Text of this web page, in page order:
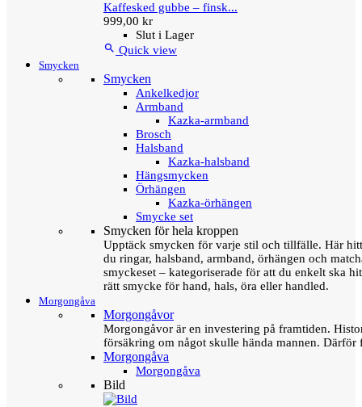
Kaffesked gubbe – finsk...
999,00 kr
Slut i Lager
 Quick view
Smycken
Smycken
Ankelkedjor
Armband
Kazka-armband
Brosch
Halsband
Kazka-halsband
Hängsmycken
Örhängen
Kazka-örhängen
Smycke set
Smycken för hela kroppen
Upptäck smycken för varje stil och tillfälle. Här
du ringar, halsband, armband, örhängen och
smyckeset – kategoriserade för att du enkelt ska
rätt smycke för hand, hals, öra eller handled.
Morgongåva
Morgongåvor
Morgongåvor är en investering på framtiden.
försäkring om något skulle hända mannen.
Morgongåva
Morgongåva
Bild